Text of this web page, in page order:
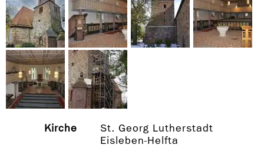
Kirche
St. Georg Lutherstadt
Eisleben-Helfta